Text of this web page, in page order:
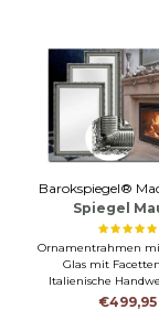
Barokspiegel®
Spiegel
Ornamentrahmen
Glas mit
Italienische
€499,95